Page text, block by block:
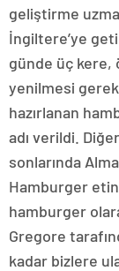
geliştirme
İngiltere’ye
günde üç kere,
yenilmesi
hazırlanan
adı verildi. Diğer
sonlarında
Hamburger
hamburger
Gregore
kadar bizlere